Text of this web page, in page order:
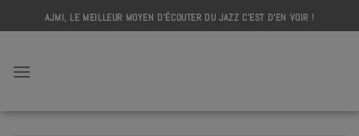
to
AJMI, LE MEILLEUR MOYEN D'ÉCOUTER DU JAZZ C'EST D'EN VOIR !